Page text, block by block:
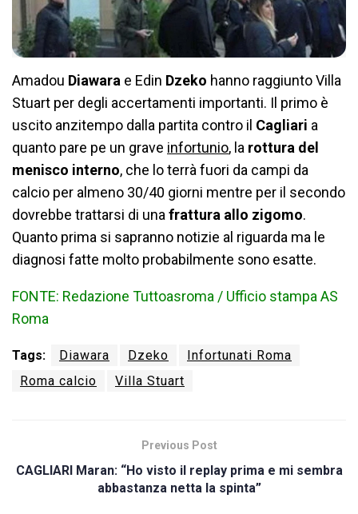
Amadou Diawara e Edin Dzeko hanno raggiunto Villa
Stuart per degli accertamenti importanti. Il primo è
uscito anzitempo dalla partita contro il Cagliari a
quanto pare pe un grave infortunio, la rottura del
menisco interno, che lo terrà fuori da campi da
calcio per almeno 30/40 giorni mentre per il secondo
dovrebbe trattarsi di una frattura allo zigomo.
Quanto prima si sapranno notizie al riguarda ma le
diagnosi fatte molto probabilmente sono esatte.
FONTE: Redazione Tuttoasroma / Ufficio stampa AS
Roma
Tags: Diawara Dzeko
Infortunati Roma
Roma calcio
Villa Stuart
Previous Post
CAGLIARI Maran: “Ho visto il replay prima e mi sembra
abbastanza netta la spinta”